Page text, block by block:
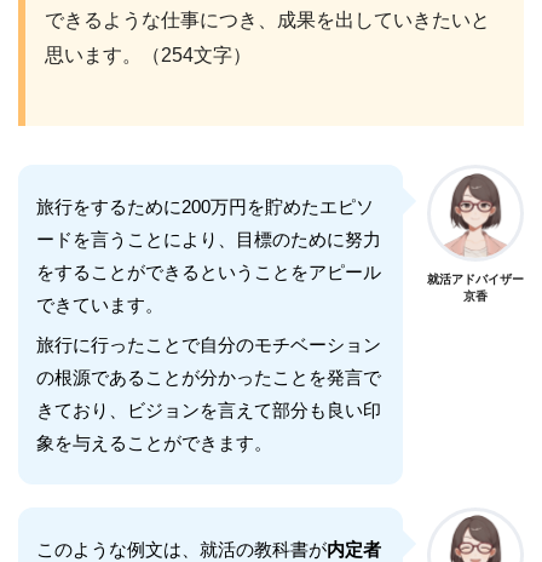
できるような仕事につき、成果を出していきたいと
思います。（254文字）
旅行をするために200万円を貯めたエピソ
ードを言うことにより、目標のために努力
をすることができるということをアピール
できています。
旅行に行ったことで自分のモチベーション
の根源であることが分かったことを発言で
きており、ビジョンを言えて部分も良い印
象を与えることができます。
就活アドバイザー
京香
このような例文は、就活の教科書が内定者